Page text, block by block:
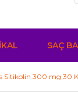
SAÇ
Sitikolin 300 mg 30